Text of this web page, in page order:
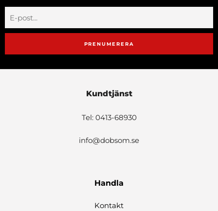
PRENUMERERA
Kundtjänst
Tel: 0413-68930
info@dobsom.se
Handla
Kontakt